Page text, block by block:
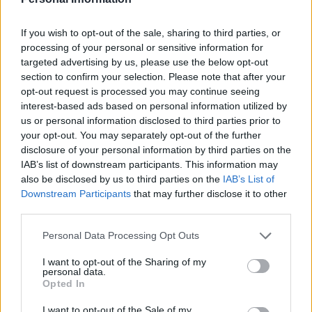
If you wish to opt-out of the sale, sharing to third parties, or
processing of your personal or sensitive information for
targeted advertising by us, please use the below opt-out
section to confirm your selection. Please note that after your
opt-out request is processed you may continue seeing
interest-based ads based on personal information utilized by
us or personal information disclosed to third parties prior to
your opt-out. You may separately opt-out of the further
disclosure of your personal information by third parties on the
IAB’s list of downstream participants. This information may
also be disclosed by us to third parties on the IAB’s List of
Downstream Participants that may further disclose it to other
Please note that this website/app uses one or more Google
not limited to your visit or usage behaviour. You may click to
grant or deny consent to Google and its third-party tags to
use your data for below specified purposes in below Google
consent section.
Personal Data Processing Opt Outs
I want to opt-out of the Sharing of my
personal data.
Opted In
I want to opt-out of the Sale of my
petrolio.
AUTORE
Bianca Marchesi
Bianca Marchesi ha pubblicato un’inchiesta
dopo aver convinto l'ufficio comunale di
Genova a rilasciare verbali, sostenendo una
posizione editoriale provocatoria sulle politiche
urbane. Editorialista urbana, conserva un
archivio fotografico delle piazze genovesi
come quaderno personale.